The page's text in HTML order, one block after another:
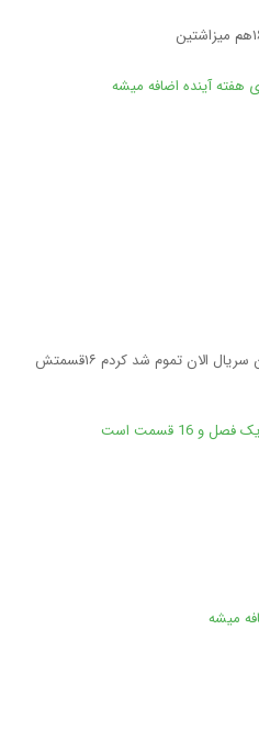
هفته آینده اضافه میشه
عالی عالللللی بود اایا ادامه داره این سریال الان تموم شد کردم ۱۶قسمتش
و 16 قسمت است
میشه